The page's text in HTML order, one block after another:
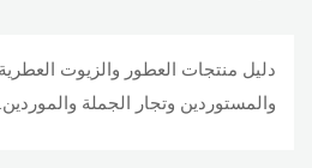
دليل منتجات العطور والزيوت
والمستوردين وتجار الجملة والموردين.